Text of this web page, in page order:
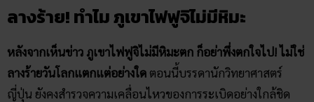
ลางร้าย! ทำไม ภูเขาไฟฟูจิไม่มีหิมะ
หลังจากเห็นข่าว ภูเขาไฟฟูจิไม่มีหิมะตก ก็อย่าพึ่งตกใจไป! ไม่ใช่
ลางร้ายวันโลกแตกแต่อย่างใด ตอนนี้บรรดานักวิทยาศาสตร์
ญี่ปุ่น ยังคงสำรวจความเคลื่อนไหวของการระเบิดอย่างใกล้ชิด